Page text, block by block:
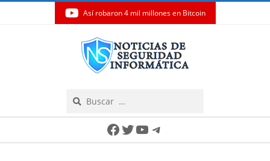
Así robaron 4 mil millones en Bitcoin
Facebook
Twitter
YouTube
Telegram